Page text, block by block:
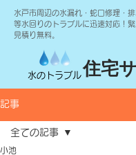
水戸市周辺の水漏れ・蛇口修理・
等水回りのトラブルに迅速対応！緊
見積り無料。
水のトラブル住宅
記事
全ての記事
小池